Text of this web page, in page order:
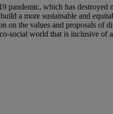
which has
a more sustainable and
the values and proposals of
social world that is inclusive of